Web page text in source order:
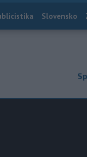
Slovensko